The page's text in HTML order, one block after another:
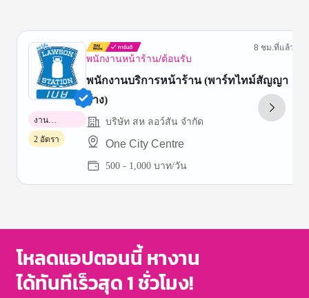
พนักงานหน้าร้าน/ต้อนรับ
8 ชม.ที่แล้ว
พนักงานบริการหน้าร้าน (พาร์ทไทม์สัญญา
จ้าง)
บริษัท สห ลอว์สัน จำกัด
One City Centre
500 - 1,000 บาท/วัน
งาน
พาร์ทไทม์
2 อัตรา
of
โหลดแอปตอนนี้ หางาน
ได้ทันทีเร็วสุด 1 ชั่วโมง!